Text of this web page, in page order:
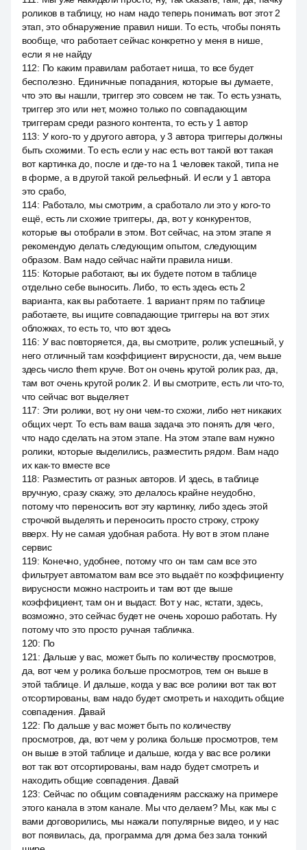
роликов в таблицу, но нам надо теперь понимать вот этот 2
этап, это обнаружение правил ниши. То есть, чтобы понять
вообще, что работает сейчас конкретно у меня в нише,
если я не найду
112: По каким правилам работает ниша, то все будет
бесполезно. Единичные попадания, которые вы думаете,
что это вы нашли, триггер это совсем не так. То есть узнать,
триггер это или нет, можно только по совпадающим
триггерам среди разного контента, то есть у 1 автор
113: У кого-то у другого автора, у 3 автора триггеры должны
быть схожими. То есть если у нас есть вот такой вот такая
вот картинка до, после и где-то на 1 человек такой, типа не
в форме, а в другой такой рельефный. И если у 1 автора
это срабо,
114: Работало, мы смотрим, а сработало ли это у кого-то
ещё, есть ли схожие триггеры, да, вот у конкурентов,
которые вы отобрали в этом. Вот сейчас, на этом этапе я
рекомендую делать следующим опытом, следующим
образом. Вам надо сейчас найти правила ниши.
115: Которые работают, вы их будете потом в таблице
отдельно себе выносить. Либо, то есть здесь есть 2
варианта, как вы работаете. 1 вариант прям по таблице
работаете, вы ищите совпадающие триггеры на вот этих
обложках, то есть то, что вот здесь
116: У вас повторяется, да, вы смотрите, ролик успешный, у
него отличный там коэффициент вирусности, да, чем выше
здесь число them круче. Вот он очень крутой ролик раз, да,
там вот очень крутой ролик 2. И вы смотрите, есть ли что-то,
что сейчас вот выделяет
117: Эти ролики, вот, ну они чем-то схожи, либо нет никаких
общих черт. То есть вам ваша задача это понять для чего,
что надо сделать на этом этапе. На этом этапе вам нужно
ролики, которые выделились, разместить рядом. Вам надо
их как-то вместе все
118: Разместить от разных авторов. И здесь, в таблице
вручную, сразу скажу, это делалось крайне неудобно,
потому что переносить вот эту картинку, либо здесь этой
строчкой выделять и переносить просто строку, строку
вверх. Ну не самая удобная работа. Ну вот в этом плане
сервис
119: Конечно, удобнее, потому что он там сам все это
фильтрует автоматом вам все это выдаёт по коэффициенту
вирусности можно настроить и там вот где выше
коэффициент, там он и выдаст. Вот у нас, кстати, здесь,
возможно, это сейчас будет не очень хорошо работать. Ну
потому что это просто ручная табличка.
120: По
121 : Дальше у вас, может быть по количеству просмотров,
да, вот чем у ролика больше просмотров, тем он выше в
этой таблице. И дальше, когда у вас все ролики вот так вот
отсортированы, вам надо будет смотреть и находить общие
совпадения. Давай
122: По дальше у вас может быть по количеству
просмотров, да, вот чем у ролика больше просмотров, тем
он выше в этой таблице и дальше, когда у вас все ролики
вот так вот отсортированы, вам надо будет смотреть и
находить общие совпадения. Давай
123: Сейчас по общим совпадениям расскажу на примере
этого канала в этом канале. Мы что делаем? Мы, как мы с
вами договорились, мы нажали популярные видео, и у нас
вот появилась, да, программа для дома без зала тонкий